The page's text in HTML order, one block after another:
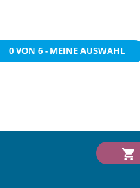
0VON 6 - MEINE AUSWAHL